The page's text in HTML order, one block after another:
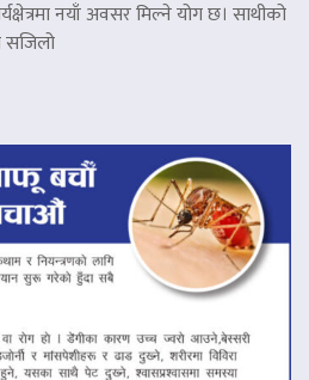
नयाँ अवसर मिल्ने योग छ। साथीको